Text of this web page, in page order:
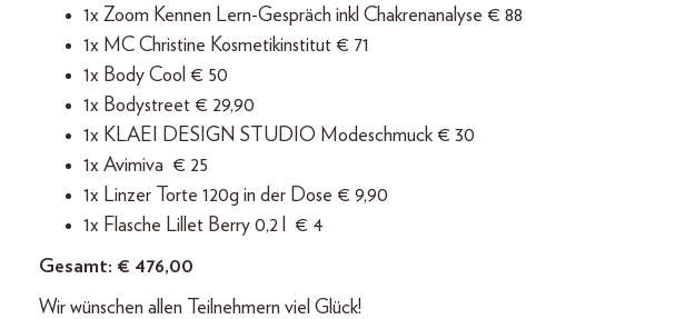
1x Zoom Kennen Lern-Gespräch inkl Chakrenanalyse € 88
1x MC Christine Kosmetikinstitut € 71
1x Body Cool € 50
1x Bodystreet € 29,90
1x KLAEI DESIGN STUDIO Modeschmuck € 30
1x Avimiva € 25
1x Linzer Torte 120g in der Dose € 9,90
1x Flasche Lillet Berry 0,2 l € 4
Gesamt: € 476,00
Wir wünschen allen Teilnehmern viel Glück!